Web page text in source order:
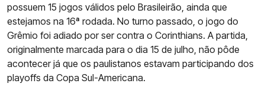
possuem 15 jogos válidos pelo Brasileirão, ainda que
estejamos na 16ª rodada. No turno passado, o jogo do
Grêmio foi adiado por ser contra o Corinthians. A partida,
originalmente marcada para o dia 15 de julho, não pôde
acontecer já que os paulistanos estavam participando dos
playoffs da Copa Sul-Americana.